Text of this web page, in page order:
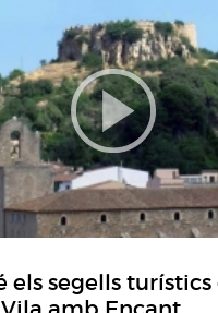
els segells turístics